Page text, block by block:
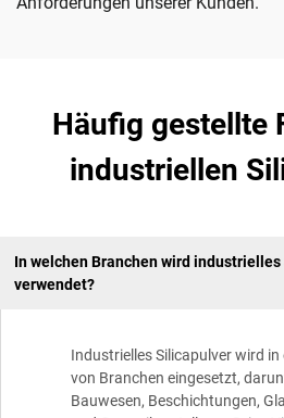
Häufig gestellte
industriellen
In welchen Branchen wird
verwendet?
Industrielles Silicapulver wird in
von Branchen eingesetzt,
Bauwesen, Beschichtungen,